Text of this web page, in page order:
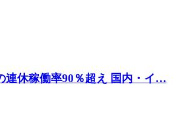
連休稼働率90％超え 国内・イ…